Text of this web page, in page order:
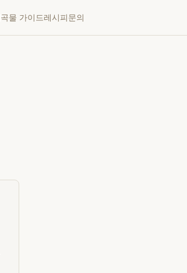
곡물 가이드레시피문의